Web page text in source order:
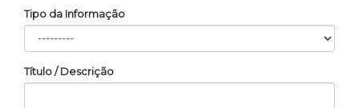
Tipo da Informação
Título / Descrição